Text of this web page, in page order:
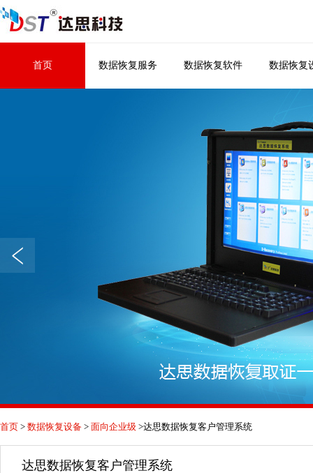
首页 数据恢复服务 数据恢复软件 数据恢复
首页 > 数据恢复设备 > 面向企业级 >达思数据恢复客户管理系统
达思数据恢复客户管理系统